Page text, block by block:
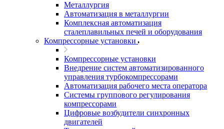
Металлургия
Автоматизация в металлургии
Комплексная автоматизация
сталеплавильных печей и оборудования
Компрессорные установки
Компрессорные установки
Внедрение систем автоматизированного
управления турбокомпрессорами
Автоматизация рабочего места оператора
Системы группового регулирования
компрессорами
Цифровые возбудители синхронных
двигателей